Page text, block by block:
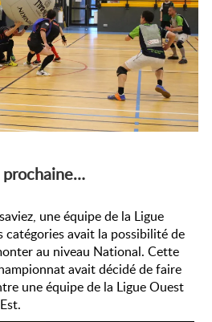
prochaine…
une équipe de la Ligue
catégories avait la possibilité de
au niveau National. Cette
avait décidé de faire
une équipe de la Ligue Ouest